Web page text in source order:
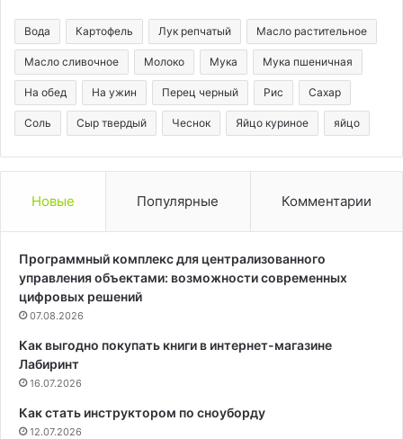
Вода Картофель Лук репчатый Масло растительное
Масло сливочное Молоко Мука Мука пшеничная
На обед На ужин Перец черный Рис Сахар
Соль Сыр твердый Чеснок Яйцо куриное яйцо
Новые Популярные Комментарии
Программный комплекс для централизованного
управления объектами: возможности современных
цифровых решений
07.08.2026
Как выгодно покупать книги в интернет-магазине
Лабиринт
16.07.2026
Как стать инструктором по сноуборду
12.07.2026